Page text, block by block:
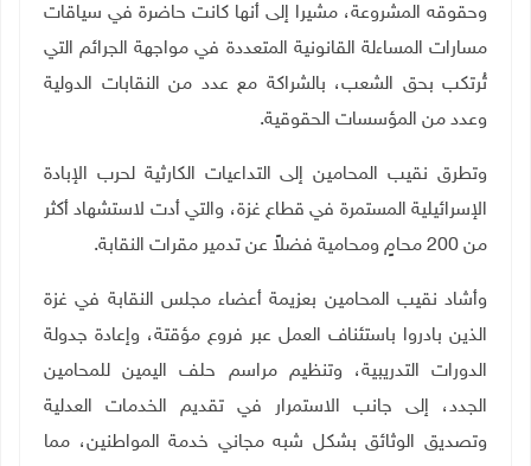
وحقوقه المشروعة، مشيرا إلى أنها كانت حاضرة في سياقات
مسارات المساءلة القانونية المتعددة في مواجهة الجرائم التي
تُرتكب بحق الشعب، بالشراكة مع عدد من النقابات الدولية
وعدد من المؤسسات الحقوقية.
وتطرق نقيب المحامين إلى التداعيات الكارثية لحرب الإبادة
الإسرائيلية المستمرة في قطاع غزة، والتي أدت لاستشهاد أكثر
من 200 محامٍ ومحامية فضلاً عن تدمير مقرات النقابة
.
وأشاد نقيب المحامين بعزيمة أعضاء مجلس النقابة في غزة
الذين بادروا باستئناف العمل عبر فروع مؤقتة، وإعادة جدولة
الدورات التدريبية، وتنظيم مراسم حلف اليمين للمحامين
الجدد، إلى جانب الاستمرار في تقديم الخدمات العدلية
وتصديق الوثائق بشكل شبه مجاني خدمة المواطنين، مما